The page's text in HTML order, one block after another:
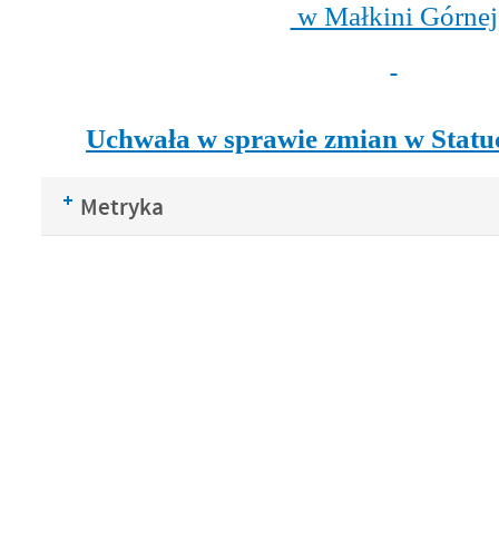
w Małkini Górnej
Uchwała w sprawie zmian w
Metryka